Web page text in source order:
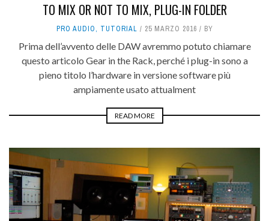
TO MIX OR NOT TO MIX, PLUG-IN FOLDER
PRO AUDIO, TUTORIAL 25 MARZO 2016 BY
Prima dell’avvento delle DAW avremmo potuto chiamare
questo articolo Gear in the Rack, perché i plug-in sono a
pieno titolo l’hardware in versione software più
ampiamente usato attualment
READ MORE